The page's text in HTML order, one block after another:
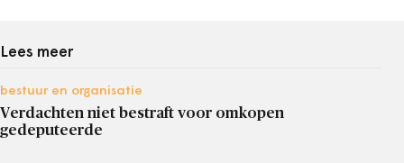
Lees meer
bestuur en organisatie
Verdachten niet bestraft voor omkopen
gedeputeerde